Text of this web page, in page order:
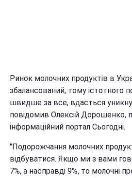
Ринок молочних продуктів в
збалансований, тому істотного
швидше за все, вдасться
повідомив Олексій Дорошенко,
інформаційний портал Сьогодні.
"Подорожчання молочних
відбуватися. Якщо ми з вами
7%, а насправді 9%, то молочні